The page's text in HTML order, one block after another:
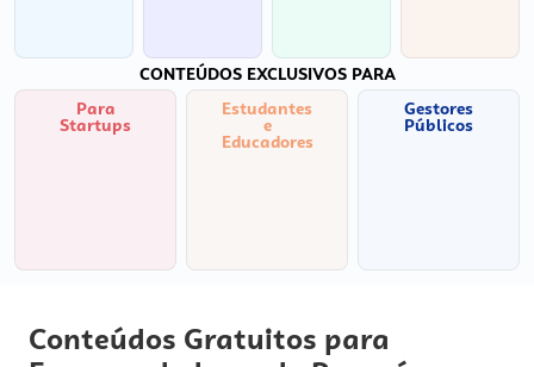
CONTEÚDOS EXCLUSIVOS PARA
Para
Startups
Estudantes
e
Educadores
Gestores
Públicos
Conteúdos Gratuitos para